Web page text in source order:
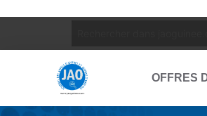
OFFRES